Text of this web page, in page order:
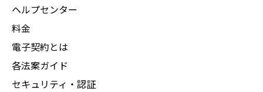
ヘルプセンター
料金
電子契約とは
各法案ガイド
セキュリティ・認証